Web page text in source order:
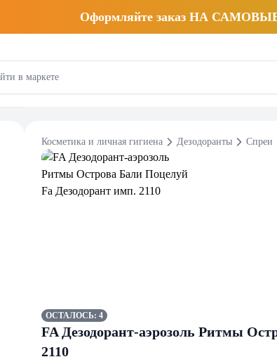
Оформляйте заказ НА
Косметика и личная гигиена Дезодоранты Спреи
ОСТАЛОСЬ: 4
FA Дезодорант-аэрозоль Ритмы
2110